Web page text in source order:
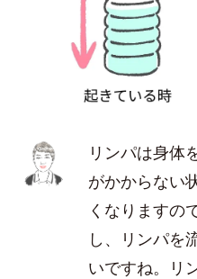
リンパは身体
がかからない
くなりますの
し、リンパを
いですね。リ